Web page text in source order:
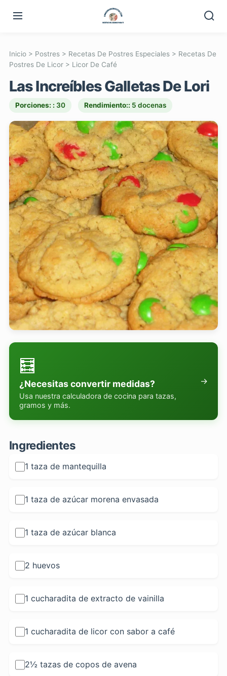
Inicio> Postres> Recetas De Postres Especiales> Recetas De
Postres De Licor> Licor De Café
Las Increíbles Galletas De Lori
Porciones: : 30 Rendimiento:: 5 docenas
🧮
¿Necesitas convertir medidas?
Usa nuestra calculadora de cocina para tazas,
gramos y más.
→
Ingredientes
1 taza de mantequilla
1 taza de azúcar morena envasada
1 taza de azúcar blanca
2 huevos
1 cucharadita de extracto de vainilla
1 cucharadita de licor con sabor a café
2½ tazas de copos de avena